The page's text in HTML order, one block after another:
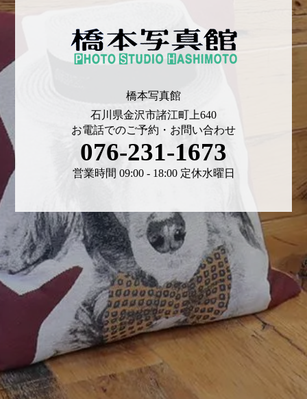
橋本写真館
石川県金沢市諸江町上640
お電話でのご予約・お問い合わせ
076-231-1673
営業時間 09:00 - 18:00 定休水曜日